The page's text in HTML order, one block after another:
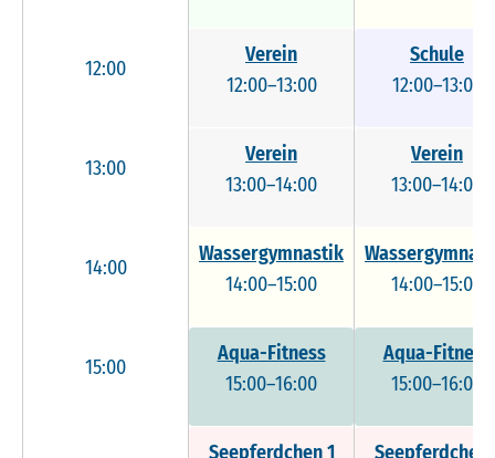
12:00
13:00
14:00
15:00
Verein
12:00–13:00
Verein
13:00–14:00
Wassergymnastik
14:00–15:00
Aqua-Fitness
15:00–16:00
Seepferdchen 1
Schule
12:00–13:00
Verein
13:00–14:00
14:00–15:00
Aqua-Fitness
15:00–16:00
Seepferdchen